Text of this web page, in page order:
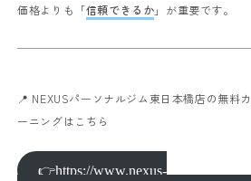
価格よりも「信頼できるか」が重要です。
📍 NEXUSパーソナルジム東日本橋店の無料
ーニングはこちら
👉https://www.nexus-